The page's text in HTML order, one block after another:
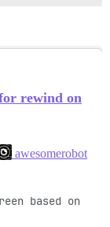
rewind on
awesomerobot
based on